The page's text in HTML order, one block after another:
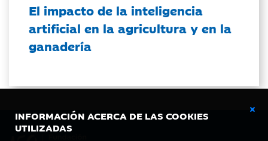
INFORMACIÓN ACERCA DE LAS COOKIES
UTILIZADAS
El impacto de la inteligencia
artificial en la agricultura y en la
ganadería